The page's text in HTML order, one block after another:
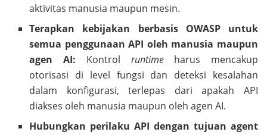
aktivitas manusia maupun mesin.
Terapkan kebijakan berbasis OWASP untuk
semua penggunaan API oleh manusia maupun
agen AI: Kontrol runtime harus mencakup
otorisasi di level fungsi dan deteksi kesalahan
dalam konfigurasi, terlepas dari apakah API
diakses oleh manusia maupun oleh agen AI.
Hubungkan perilaku API dengan tujuan agent